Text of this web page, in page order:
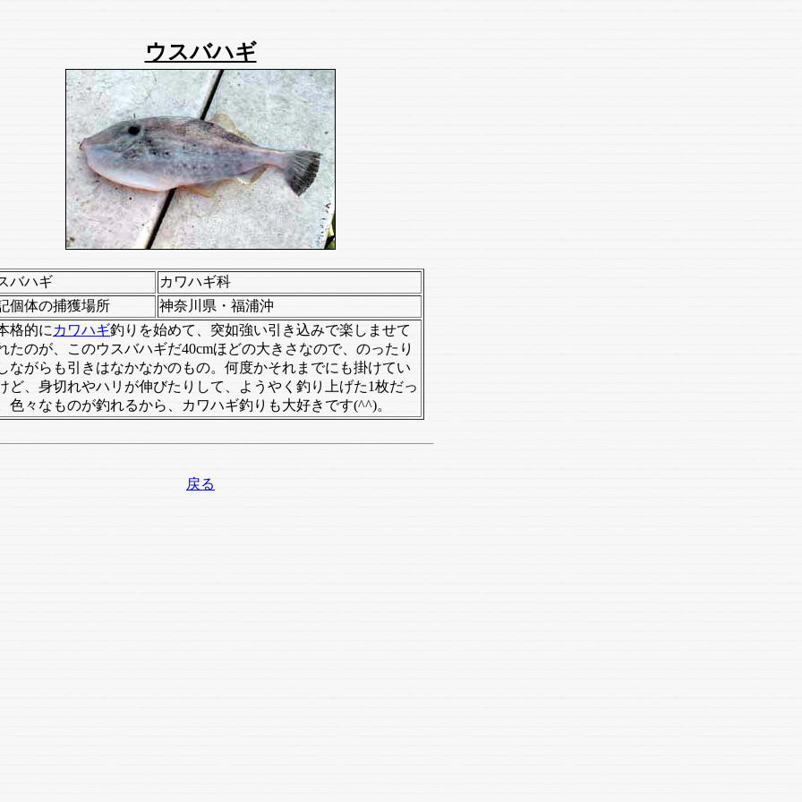
ウスバハギ
バハギ
カワハギ科
個体の捕獲場所
神奈川県・福浦沖
的に カワハギ釣りを始めて、突如強い引き込みで楽しませて
たのが、このウスバハギだ40cmほどの大きさなので、のったり
ながらも引きはなかなかのもの。何度かそれまでにも掛けてい
ど、身切れやハリが伸びたりして、ようやく釣り上げた1枚だっ
色々なものが釣れるから、カワハギ釣りも大好きです(^^)。
戻る